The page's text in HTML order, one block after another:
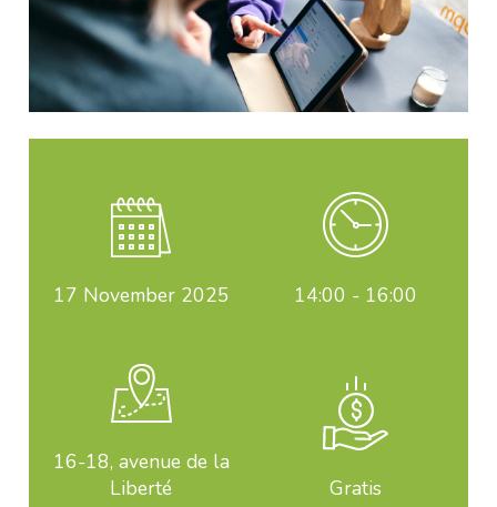
17 November 2025 14:00 - 16:00
16-18, avenue de la
Liberté
Gratis